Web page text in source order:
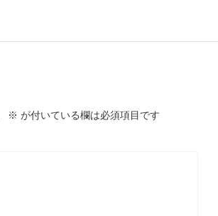
※ が付いている欄は必須項目です